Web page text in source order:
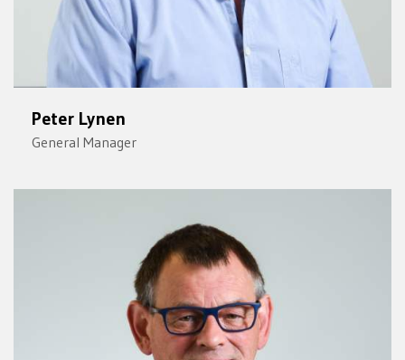
Peter Lynen
General Manager